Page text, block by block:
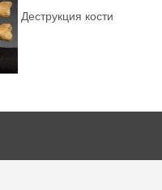
Деструкция кости